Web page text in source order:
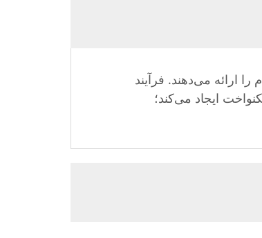
ارائه می‌دهند. فرآیند
ایجاد می‌کند؛